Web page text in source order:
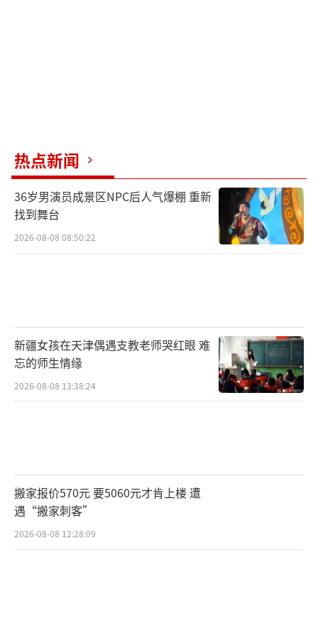
热点新闻
36岁男演员成景区NPC后人气爆棚 重新
找到舞台
2026-08-08 08:50:22
新疆女孩在天津偶遇支教老师哭红眼 难
忘的师生情缘
2026-08-08 13:38:24
搬家报价570元 要5060元才肯上楼 遭
遇“搬家刺客”
2026-08-08 12:28:09